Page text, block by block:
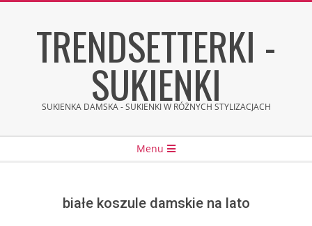
TRENDSETTERKI -
SUKIENKI
SUKIENKA DAMSKA - SUKIENKI W RÓŻNYCH STYLIZACJACH
Menu
białe koszule damskie na lato